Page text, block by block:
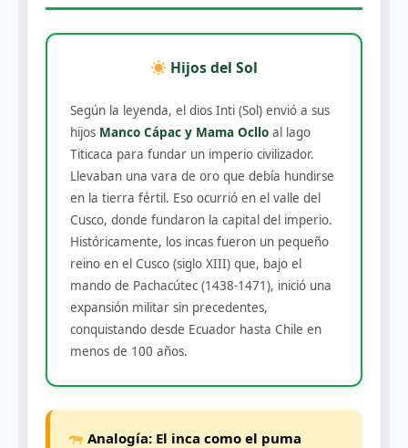
Hijos del Sol
Según la leyenda, el dios Inti (Sol) envió a sus
hijos Manco Cápac y Mama Ocllo al lago
Titicaca para fundar un imperio civilizador.
Llevaban una vara de oro que debía hundirse
en la tierra fértil. Eso ocurrió en el valle del
Cusco, donde fundaron la capital del imperio.
Históricamente, los incas fueron un pequeño
reino en el Cusco (siglo XIII) que, bajo el
mando de Pachacútec (1438-1471), inició una
expansión militar sin precedentes,
conquistando desde Ecuador hasta Chile en
menos de 100 años.
Analogía: El inca como el puma